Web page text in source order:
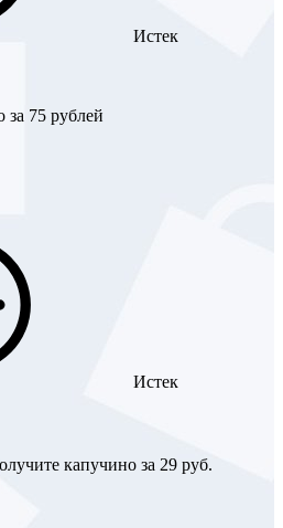
Истек
75 рублей
Истек
капучино за 29 руб.